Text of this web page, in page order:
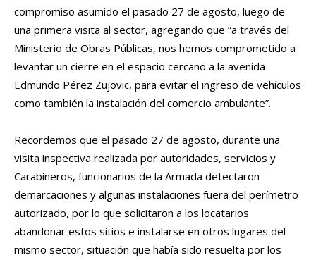
compromiso asumido el pasado 27 de agosto, luego de
una primera visita al sector, agregando que “a través del
Ministerio de Obras Públicas, nos hemos comprometido a
levantar un cierre en el espacio cercano a la avenida
Edmundo Pérez Zujovic, para evitar el ingreso de vehículos
como también la instalación del comercio ambulante”.
Recordemos que el pasado 27 de agosto, durante una
visita inspectiva realizada por autoridades, servicios y
Carabineros, funcionarios de la Armada detectaron
demarcaciones y algunas instalaciones fuera del perímetro
autorizado, por lo que solicitaron a los locatarios
abandonar estos sitios e instalarse en otros lugares del
mismo sector, situación que había sido resuelta por los